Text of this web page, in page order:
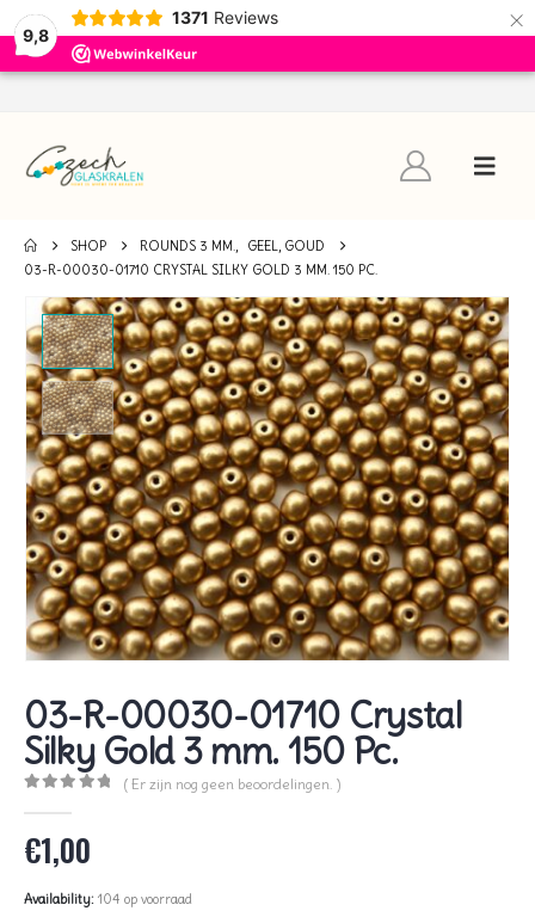
9,8
1371 Reviews ×
SHOP ROUNDS 3 MM.,
GEEL, GOUD
03-R-00030-01710 CRYSTAL SILKY GOLD 3 MM. 150 PC.
03-R-00030-01710 Crystal
Silky Gold 3 mm. 150 Pc.
( Er zijn nog geen beoordelingen. )
€1,00
Availability: 104 op voorraad